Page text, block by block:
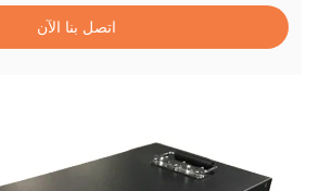
اتصل بنا الآن